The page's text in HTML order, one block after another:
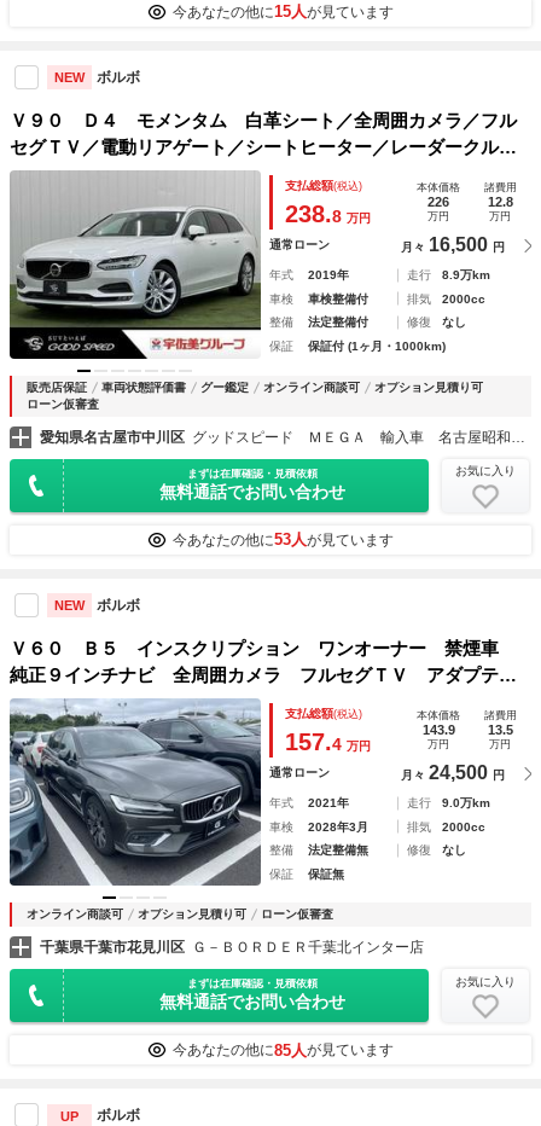
今あなたの他に15人が見ています
NEW ボルボ
Ｖ９０ Ｄ４ モメンタム 白革シート／全周囲カメラ／フル
セグＴＶ／電動リアゲート／シートヒーター／レーダークルー
ズ／ブラインドスポット／ドライブレコーダー／クリアランス
ソナー／シートメモリ／ルーフレール／スマートキー
支払総額(税込)
238.8 万円
本体価格
226
万円
諸費用
12.8
万円
通常ローン 月々 16,500 円
年式 2019年 走行
8.9万km
車検
車検整備付 排気
2000cc
整備
法定整備付 修復
なし
保証
保証付 (1ヶ月・1000km)
販売店保証 車両状態評価書 グー鑑定 オンライン商談可
オプション見積り可
ローン仮審査
愛知県名古屋市中川区
まずは在庫確認・見積依頼
無料通話でお問い合わせ
お気に入り
今あなたの他に53人が見ています
NEW ボルボ
Ｖ６０ Ｂ５ インスクリプション ワンオーナー 禁煙車
純正９インチナビ 全周囲カメラ フルセグＴＶ アダプティ
ブクルーズコントロール パワーバックドア シートヒータ
ー シートエアコン ブラインドスポットモニター
支払総額(税込)
157.4 万円
本体価格
143.9
万円
諸費用
13.5
万円
通常ローン 月々 24,500 円
年式 2021年 走行
9.0万km
車検
2028年3月 排気
2000cc
整備
法定整備無 修復
なし
保証
保証無
オンライン商談可 オプション見積り可 ローン仮審査
千葉県千葉市花見川区 Ｇ－ＢＯＲＤＥＲ千葉北インター店
まずは在庫確認・見積依頼
無料通話でお問い合わせ
お気に入り
今あなたの他に85人が見ています
UP ボルボ